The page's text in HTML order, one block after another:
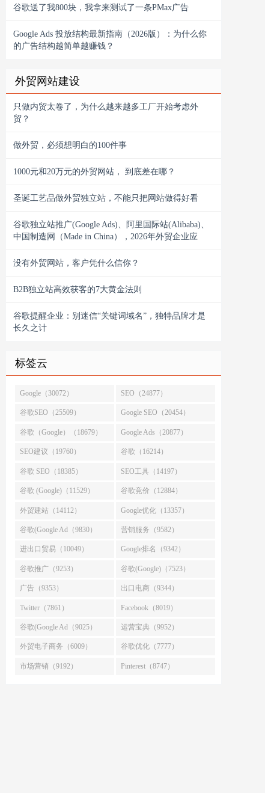
谷歌送了我800块，我拿来测试了一条PMax广告
Google Ads 投放结构最新指南（2026版）：为什么你
的广告结构越简单越赚钱？
外贸网站建设
只做内贸太卷了，为什么越来越多工厂开始考虑外
贸？
做外贸，必须想明白的100件事
1000元和20万元的外贸网站， 到底差在哪？
圣诞工艺品做外贸独立站，不能只把网站做得好看
谷歌独立站推广(Google Ads)、阿里国际站(Alibaba)、
中国制造网（Made in China），2026年外贸企业应
没有外贸网站，客户凭什么信你？
B2B独立站高效获客的7大黄金法则
谷歌提醒企业：别迷信“关键词域名”，独特品牌才是
长久之计
标签云
Google（30072） SEO（24877）
谷歌SEO（25509） Google SEO（20454）
谷歌（Google）（18679） Google Ads（20877）
SEO建议（19760） 谷歌（16214）
谷歌 SEO（18385） SEO工具（14197）
谷歌 (Google)（11529） 谷歌竞价（12884）
外贸建站（14112） Google优化（13357）
谷歌(Google Ad（9830） 营销服务（9582）
进出口贸易（10049） Google排名（9342）
谷歌推广（9253） 谷歌(Google)（7523）
广告（9353） 出口电商（9344）
Twitter（7861） Facebook（8019）
谷歌(Google Ad（9025） 运营宝典（9952）
外贸电子商务（6009） 谷歌优化（7777）
市场营销（9192） Pinterest（8747）